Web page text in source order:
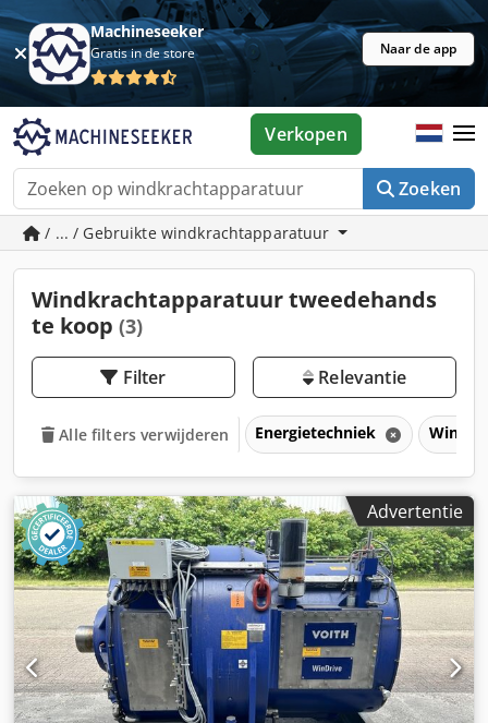
Machineseeker
Gratis in de store Naar de app
Zoeken
Verkopen
/ ... / Gebruikte windkrachtapparatuur
Windkrachtapparatuur tweedehands
te koop (3)
Filter Relevantie
Alle filters verwijderen Energietechniek
Advertentie